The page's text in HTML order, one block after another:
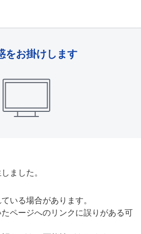
をお掛けします
ました。
いる場合があります。
ページへのリンクに誤りがある可